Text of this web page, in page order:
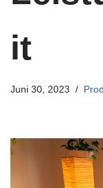
it
Juni 30, 2023